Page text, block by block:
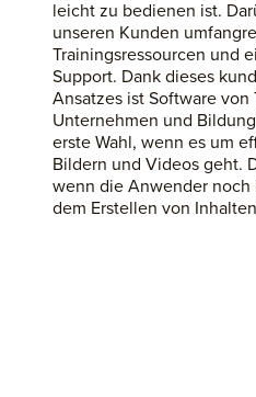
leicht zu bedienen ist.
unseren Kunden
Trainingsressourcen und
Support. Dank dieses
Ansatzes ist Software von
Unternehmen und
erste Wahl, wenn es um
Bildern und Videos geht.
wenn die Anwender noch
dem Erstellen von